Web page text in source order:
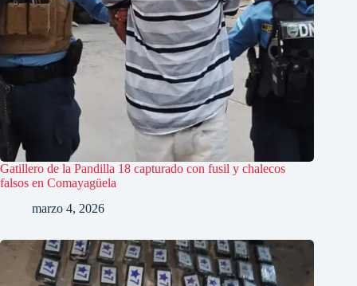
Gatillero de la Pandilla 18 capturado con fusil y chalecos
falsos en Comayagüela
marzo 4, 2026